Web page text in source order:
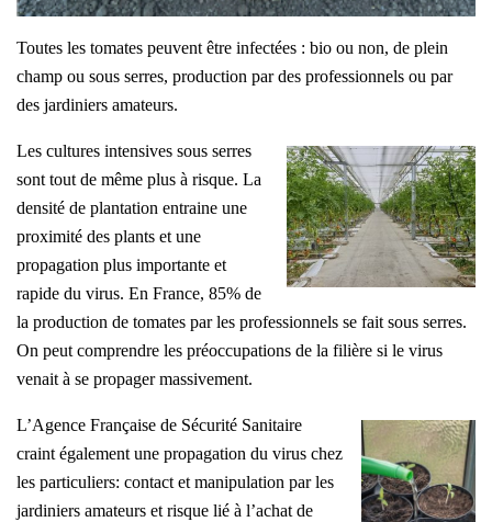
Toutes les tomates peuvent être infectées : bio ou non, de plein
champ ou sous serres, production par des professionnels ou par
des jardiniers amateurs.
Les cultures intensives sous serres
sont tout de même plus à risque. La
densité de plantation entraine une
proximité des plants et une
propagation plus importante et
rapide du virus. En France, 85% de
la production de tomates par les professionnels se fait sous serres.
On peut comprendre les préoccupations de la filière si le virus
venait à se propager massivement.
L’Agence Française de Sécurité Sanitaire
craint également une propagation du virus chez
les particuliers: contact et manipulation par les
jardiniers amateurs et risque lié à l’achat de